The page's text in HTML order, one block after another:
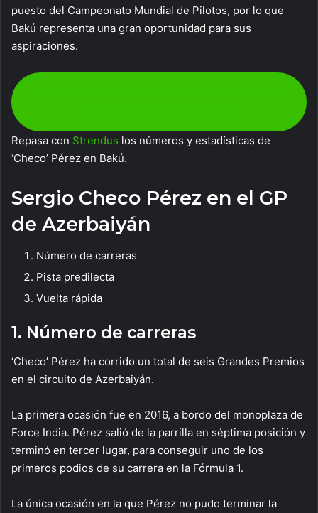
puesto del Campeonato Mundial de Pilotos, por lo que
Bakú representa una gran oportunidad para sus
aspiraciones.
Repasa con Strendus los números y estadísticas de
‘Checo’ Pérez en Bakú.
Sergio Checo Pérez en el GP
de Azerbaiyán
Número de carreras
Pista predilecta
Vuelta rápida
1. Número de carreras
‘Checo’ Pérez ha corrido un total de seis Grandes Premios
en el circuito de Azerbaiyán.
La primera ocasión fue en 2016, a bordo del monoplaza de
Force India. Pérez salió de la parrilla en séptima posición y
terminó en tercer lugar, para conseguir uno de los
primeros podios de su carrera en la Fórmula 1.
La única ocasión en la que Pérez no pudo terminar la